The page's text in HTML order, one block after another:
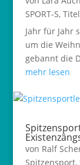
SPORT-S,
Jahr für Jahr
um die
gebannt die
mehr lesen
von Ralf
Spitzensport,